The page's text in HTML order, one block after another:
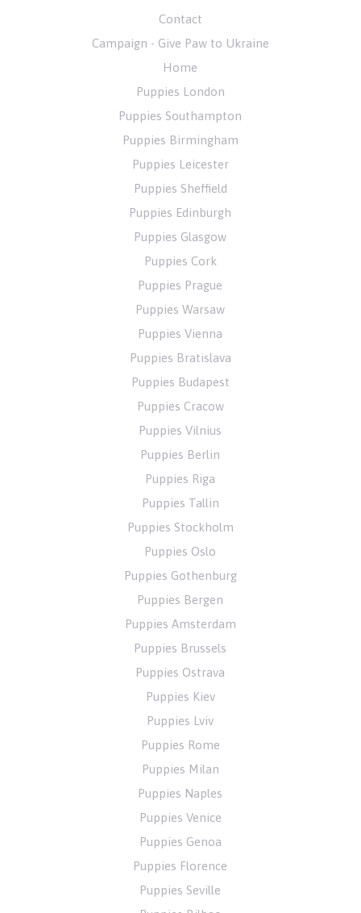
Contact
Campaign - Give Paw to Ukraine
Home
Puppies London
Puppies Southampton
Puppies Birmingham
Puppies Leicester
Puppies Sheffield
Puppies Edinburgh
Puppies Glasgow
Puppies Cork
Puppies Prague
Puppies Warsaw
Puppies Vienna
Puppies Bratislava
Puppies Budapest
Puppies Cracow
Puppies Vilnius
Puppies Berlin
Puppies Riga
Puppies Tallin
Puppies Stockholm
Puppies Oslo
Puppies Gothenburg
Puppies Bergen
Puppies Amsterdam
Puppies Brussels
Puppies Ostrava
Puppies Kiev
Puppies Lviv
Puppies Rome
Puppies Milan
Puppies Naples
Puppies Venice
Puppies Genoa
Puppies Florence
Puppies Seville